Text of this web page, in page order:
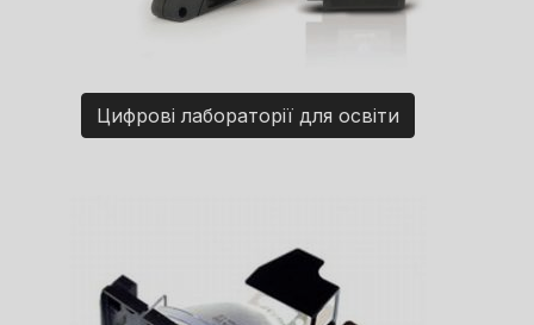
Цифрові лабораторії для освіти